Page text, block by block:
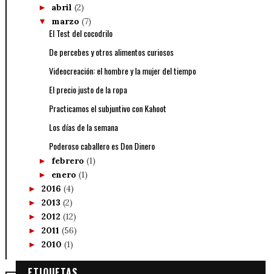
► abril (2)
▼ marzo (7)
El Test del cocodrilo
De percebes y otros alimentos curiosos
Videocreación: el hombre y la mujer del tiempo
El precio justo de la ropa
Practicamos el subjuntivo con Kahoot
Los días de la semana
Poderoso caballero es Don Dinero
► febrero (1)
► enero (1)
► 2016 (4)
► 2013 (2)
► 2012 (12)
► 2011 (56)
► 2010 (1)